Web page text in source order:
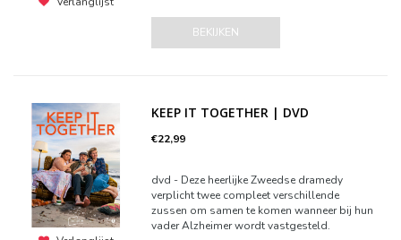
BEKIJKEN
KEEP IT TOGETHER | DVD
€22,99
dvd - Deze heerlijke Zweedse dramedy
verplicht twee compleet verschillende
zussen om samen te komen wanneer bij hun
vader Alzheimer wordt vastgesteld.